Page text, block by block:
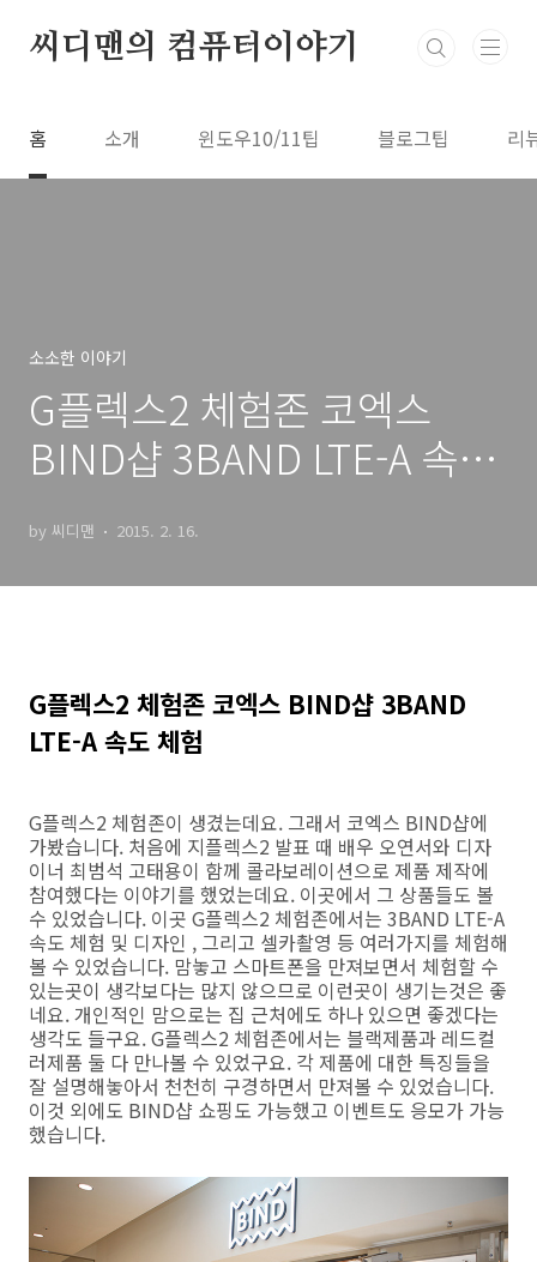
씨디맨의 컴퓨터이야기
홈 소개 윈도우10/11팁 블로그팁 리
소소한 이야기
G플렉스2 체험존 코엑스
BIND샵 3BAND LTE-A 속도
by 씨디맨 2015. 2. 16.
G플렉스2 체험존 코엑스 BIND샵 3BAND
LTE-A 속도 체험
G플렉스2 체험존이 생겼는데요. 그래서 코엑스 BIND샵에
가봤습니다. 처음에 지플렉스2 발표 때 배우 오연서와 디자
이너 최범석 고태용이 함께 콜라보레이션으로 제품 제작에
참여했다는 이야기를 했었는데요. 이곳에서 그 상품들도 볼
수 있었습니다. 이곳 G플렉스2 체험존에서는 3BAND LTE-A
속도 체험 및 디자인 , 그리고 셀카촬영 등 여러가지를 체험해
볼 수 있었습니다. 맘놓고 스마트폰을 만져보면서 체험할 수
있는곳이 생각보다는 많지 않으므로 이런곳이 생기는것은 좋
네요. 개인적인 맘으로는 집 근처에도 하나 있으면 좋겠다는
생각도 들구요. G플렉스2 체험존에서는 블랙제품과 레드컬
러제품 둘 다 만나볼 수 있었구요. 각 제품에 대한 특징들을
잘 설명해놓아서 천천히 구경하면서 만져볼 수 있었습니다.
이것 외에도 BIND샵 쇼핑도 가능했고 이벤트도 응모가 가능
했습니다.